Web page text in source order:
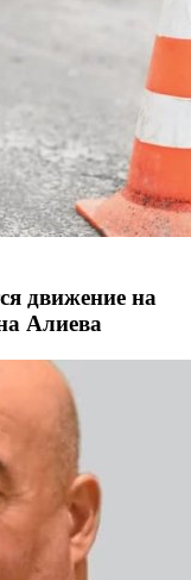
движение на
Алиева